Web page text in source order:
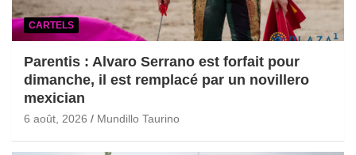
CARTELS
Parentis : Alvaro Serrano est forfait pour
dimanche, il est remplacé par un novillero
mexician
6 août, 2026 Mundillo Taurino